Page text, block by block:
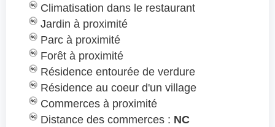
Climatisation dans le restaurant
Jardin à proximité
Parc à proximité
Forêt à proximité
Résidence entourée de verdure
Résidence au coeur d'un village
Commerces à proximité
Distance des commerces : NC